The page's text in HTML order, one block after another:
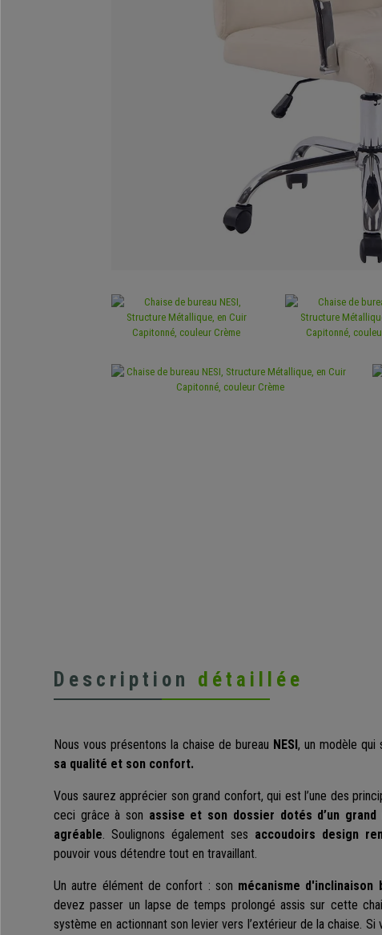
Description détaillée
Nous vous présentons la chaise de bureau NESI, un modèle qui
sa qualité et son confort.
Vous saurez apprécier son grand confort, qui est l’une des
ceci grâce à son assise et son dossier dotés d’un
agréable. Soulignons également ses accoudoirs design
pouvoir vous détendre tout en travaillant.
Un autre élément de confort : son mécanisme d'inclinaison
devez passer un lapse de temps prolongé assis sur cette
système en actionnant son levier vers l’extérieur de la chaise.